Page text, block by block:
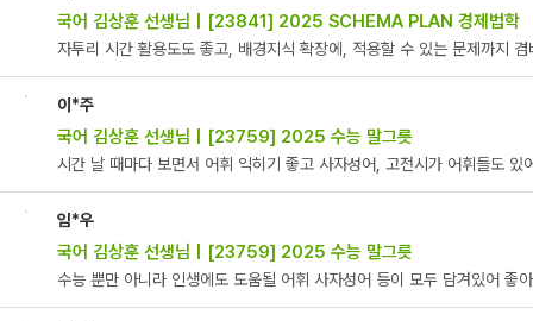
국어 김상훈 선생님 | [23841] 2025 SCHEMA PLAN 경제법학
자투리 시간 활용도도 좋고, 배경지식 확장에, 적용할 수 있는 문제까지
이*주
국어 김상훈 선생님 | [23759] 2025 수능 말그릇
시간 날 때마다 보면서 어휘 익히기 좋고 사자성어, 고전시가 어휘들도 있
임*우
국어 김상훈 선생님 | [23759] 2025 수능 말그릇
수능 뿐만 아니라 인생에도 도움될 어휘 사자성어 등이 모두 담겨있어 좋아